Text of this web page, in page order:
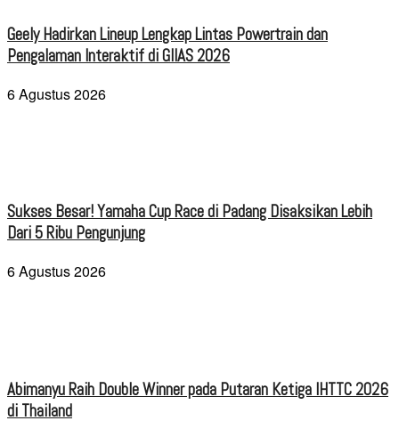
Geely Hadirkan Lineup Lengkap Lintas Powertrain dan
Pengalaman Interaktif di GIIAS 2026
6 Agustus 2026
Sukses Besar! Yamaha Cup Race di Padang Disaksikan Lebih
Dari 5 Ribu Pengunjung
6 Agustus 2026
Abimanyu Raih Double Winner pada Putaran Ketiga IHTTC 2026
di Thailand